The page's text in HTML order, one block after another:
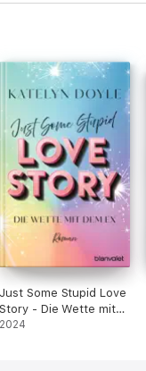
Just Some Stupid Love
Story - Die Wette mit
dem Ex
2024